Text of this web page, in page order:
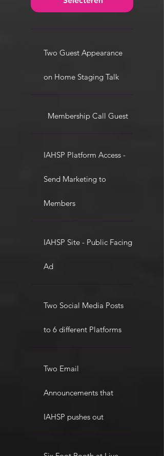
Two Guest Appearance
on Home Staging Talk
Membership Call Guest
IAHSP Platform Access -
Send Marketing to
Members
IAHSP Site - Public Facing
Ad
Two Social Media Posts
to 6 different Platforms
Two Email
Announcements that
IAHSP pushes out